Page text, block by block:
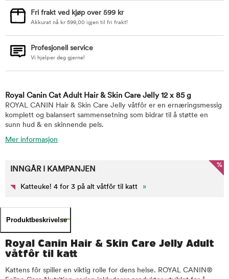
Fri frakt ved kjøp over 599 kr
Akkurat nå kr 599,00 igjen til fri frakt!
Profesjonell service
Vi hjelper deg gjerne!
Royal Canin Cat Adult Hair & Skin Care Jelly 12 x 85 g
ROYAL CANIN Hair & Skin Care Jelly våtfôr er en ernæringsmessig
komplett og balansert sammensetning som bidrar til å støtte en
sunn hud & en skinnende pels.
Mer informasjon
%
INNGÅR I KAMPANJEN
Katteuke! 4 for 3 på alt våtfôr til katt »
Produktbeskrivelse
Royal Canin Hair & Skin Care Jelly Adult
våtfôr til katt
Kattens fôr spiller en viktig rolle for dens helse. ROYAL CANIN®